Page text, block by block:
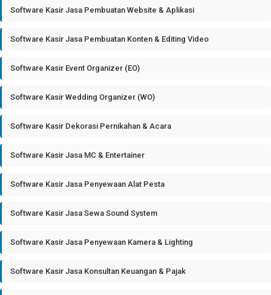
Software Kasir Jasa Pembuatan Website & Aplikasi
Software Kasir Jasa Pembuatan Konten & Editing Video
Software Kasir Event Organizer (EO)
Software Kasir Wedding Organizer (WO)
Software Kasir Dekorasi Pernikahan & Acara
Software Kasir Jasa MC & Entertainer
Software Kasir Jasa Penyewaan Alat Pesta
Software Kasir Jasa Sewa Sound System
Software Kasir Jasa Penyewaan Kamera & Lighting
Software Kasir Jasa Konsultan Keuangan & Pajak